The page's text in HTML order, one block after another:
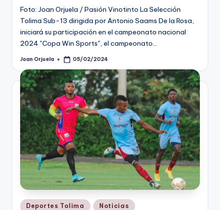
Foto: Joan Orjuela / Pasión Vinotinto La Selección
Tolima Sub-13 dirigida por Antonio Saams De la Rosa,
iniciará su participación en el campeonato nacional
2024 "Copa Win Sports", el campeonato…
Publicado
Joan Orjuela 05/02/2024
Publicado
Deportes Tolima Noticias